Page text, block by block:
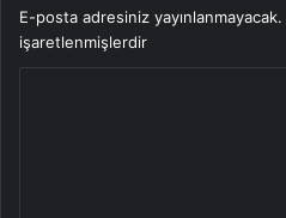
E-posta adresiniz yayınlanmayacak.
işaretlenmişlerdir